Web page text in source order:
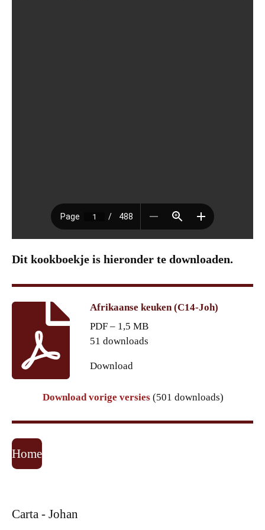
Dit kookboekje is hieronder te downloaden.
Afrikaanse keuken (C14-Joh)
PDF – 1,5 MB
51 downloads
Download
Download vorige versies (501 downloads)
Home
Carta - Johan